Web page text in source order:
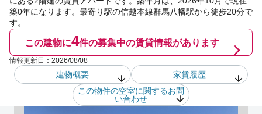
築0年になります。最寄り駅の信越本線群馬八幡駅から徒歩20分で
す。
この建物に4件の募集中の賃貸情報があります
情報更新日： 2026/08/08
建物概要
家賃履歴
この物件の空室に関するお問
い合わせ